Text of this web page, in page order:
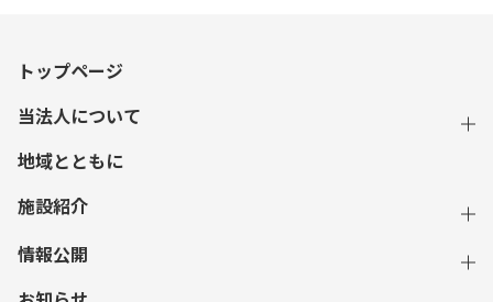
トップページ
当法人について
地域とともに
施設紹介
情報公開